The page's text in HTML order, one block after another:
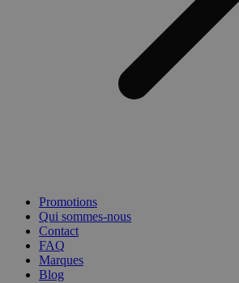
Promotions
Qui sommes-nous
Contact
FAQ
Marques
Blog